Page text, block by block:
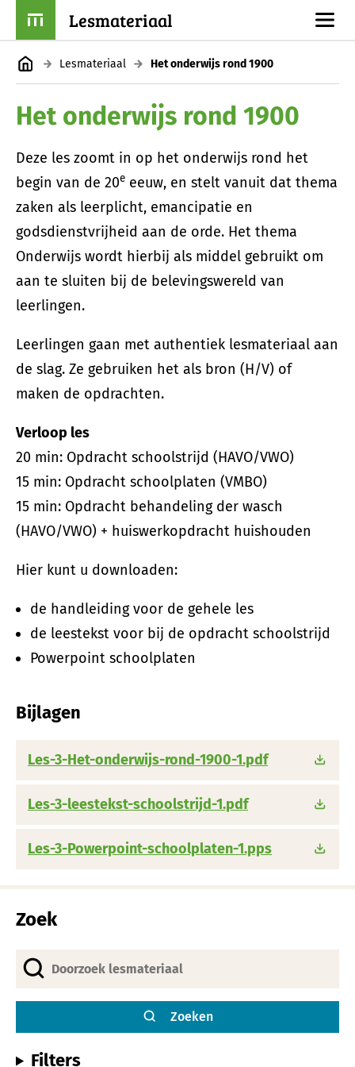
Lesmateriaal
Lesmateriaal Het onderwijs rond 1900
Het onderwijs rond 1900
Deze les zoomt in op het onderwijs rond het
begin van de 20e eeuw, en stelt vanuit dat thema
zaken als leerplicht, emancipatie en
godsdienstvrijheid aan de orde. Het thema
Onderwijs wordt hierbij als middel gebruikt om
aan te sluiten bij de belevingswereld van
leerlingen.
Leerlingen gaan met authentiek lesmateriaal aan
de slag. Ze gebruiken het als bron (H/V) of
maken de opdrachten.
Verloop les
20 min: Opdracht schoolstrijd (HAVO/VWO)
15 min: Opdracht schoolplaten (VMBO)
15 min: Opdracht behandeling der wasch
(HAVO/VWO) + huiswerkopdracht huishouden
Hier kunt u downloaden:
de handleiding voor de gehele les
de leestekst voor bij de opdracht schoolstrijd
Powerpoint schoolplaten
Bijlagen
Les-3-Het-onderwijs-rond-1900-1.pdf
Les-3-leestekst-schoolstrijd-1.pdf
Les-3-Powerpoint-schoolplaten-1.pps
Zoek
Zoeken
Filters